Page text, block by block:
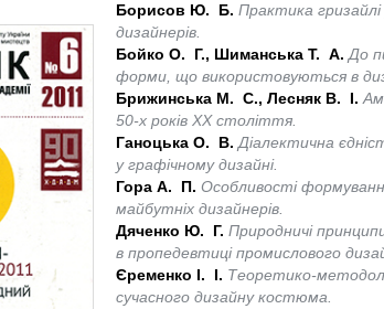
Борисов Ю. Б. Практика гризайлі
дизайнерів.
Бойко О. Г., Шиманська Т. А. До
форми, що використовуються в
Брижинська М. С., Лесняк В. І.
50-х років XX століття.
Ганоцька О. В. Діалектична
у графічному дизайні.
Гора А. П. Особливості
майбутніх дизайнерів.
Дяченко Ю. Г. Природничі
в пропедевтиці промислового
Єременко І. І. Теоретико-
сучасного дизайну костюма.